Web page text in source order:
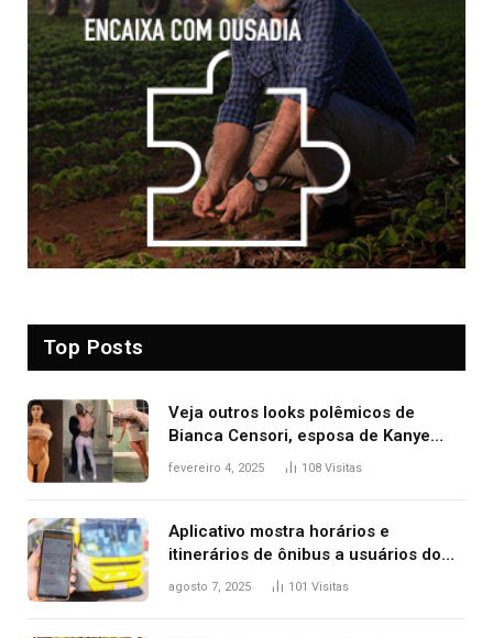
Top Posts
Veja outros looks polêmicos de
Bianca Censori, esposa de Kanye
West que apareceu nua no Grammy
fevereiro 4, 2025 108 Visitas
Aplicativo mostra horários e
itinerários de ônibus a usuários do
transporte público de Palmas; confira
agosto 7, 2025 101 Visitas